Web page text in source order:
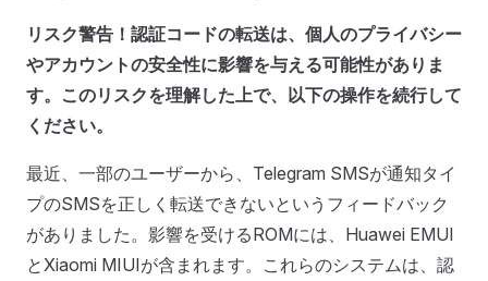
リスク警告！認証コードの転送は、個人のプライバシー
やアカウントの安全性に影響を与える可能性がありま
す。このリスクを理解した上で、以下の操作を続行して
ください。
最近、一部のユーザーから、Telegram SMSが通知タイ
プのSMSを正しく転送できないというフィードバック
がありました。影響を受けるROMには、Huawei EMUI
とXiaomi MIUIが含まれます。これらのシステムは、認